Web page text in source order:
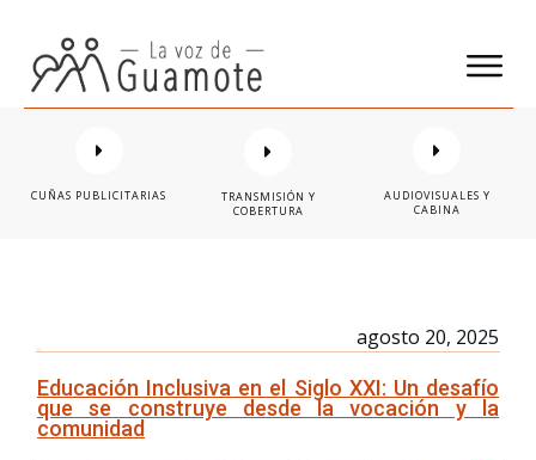
CUÑAS PUBLICITARIAS
TRANSMISIÓN Y
COBERTURA
AUDIOVISUALES Y
CABINA
agosto 20, 2025
Educación Inclusiva en el Siglo XXI: Un desafío
que se construye desde la vocación y la
comunidad